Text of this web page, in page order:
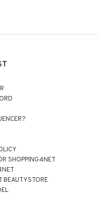
SHOPPING4NET
BEAUTYSTORE